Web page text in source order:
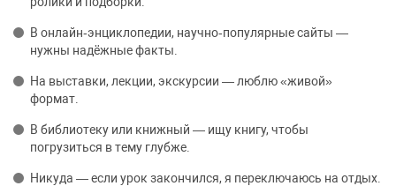
В онлайн‑энциклопедии, научно‑популярные сайты —
нужны надёжные факты.
На выставки, лекции, экскурсии — люблю «живой»
формат.
В библиотеку или книжный — ищу книгу, чтобы
погрузиться в тему глубже.
Никуда — если урок закончился, я переключаюсь на отдых.